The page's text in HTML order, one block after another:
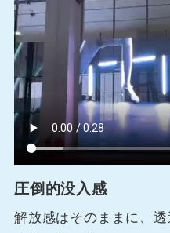
圧倒的没入感
解放感はそのままに、